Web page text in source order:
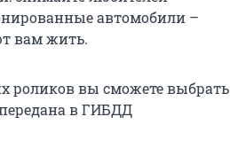
автомобили –
вам жить.
роликов вы сможете выбрать
в ГИБДД